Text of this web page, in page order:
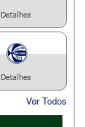
Detalhes
Detalhes
Ver Todos